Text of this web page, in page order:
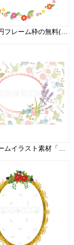
小花の丸円フレーム枠の無料(フリー)イラスト85480
背景フレームイラスト素材「いろんなお花」無料 フリー34611